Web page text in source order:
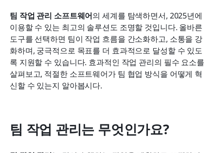
팀 작업 관리 소프트웨어의 세계를 탐색하면서, 2025년에
이용할 수 있는 최고의 솔루션도 조명할 것입니다. 올바른
도구를 선택하면 팀이 작업 흐름을 간소화하고, 소통을 강
화하며, 궁극적으로 목표를 더 효과적으로 달성할 수 있도
록 지원할 수 있습니다. 효과적인 작업 관리의 필수 요소를
살펴보고, 적절한 소프트웨어가 팀 협업 방식을 어떻게 혁
신할 수 있는지 알아봅시다.
팀 작업 관리는 무엇인가요?
관련 읽기